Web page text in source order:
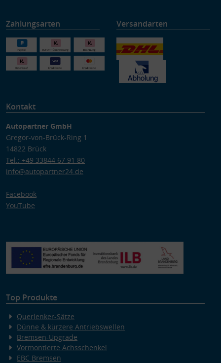
Zahlungsarten Versandarten
Kontakt
Autopartner GmbH
Gregor-von-Brück-Ring 1
14822 Brück
Tel.: +49 33844 67 91 80
info@autopartner24.de
Facebook
YouTube
Top Produkte
Querlenker-Sätze
Dünne & kürzere Antriebswellen
Bremsen-Upgrade
Vormontierte Achsschenkel
EBC Bremsen